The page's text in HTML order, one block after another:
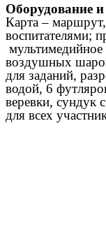
Оборудование
Карта –
воспитателями;
воздушных
для заданий,
водой, 6
веревки, сундук
для всех